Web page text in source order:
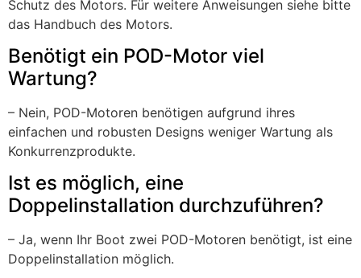
Schutz des Motors. Für weitere Anweisungen siehe bitte
das Handbuch des Motors.
Benötigt ein POD-Motor viel
Wartung?
– Nein, POD-Motoren benötigen aufgrund ihres
einfachen und robusten Designs weniger Wartung als
Konkurrenzprodukte.
Ist es möglich, eine
Doppelinstallation durchzuführen?
– Ja, wenn Ihr Boot zwei POD-Motoren benötigt, ist eine
Doppelinstallation möglich.